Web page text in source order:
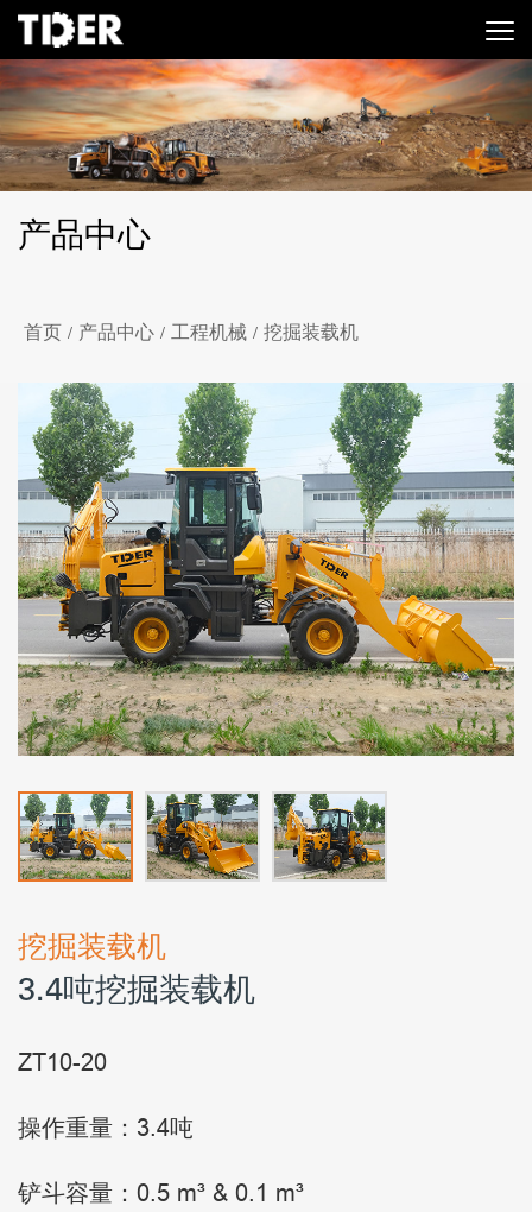
产品中心
首页 / 产品中心 / 工程机械 / 挖掘装载机
挖掘装载机
3.4吨挖掘装载机
ZT10-20
操作重量：3.4吨
铲斗容量：0.5 m³ & 0.1 m³